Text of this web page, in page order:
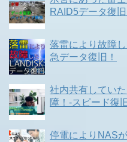
RAID5データ復旧
落雷により故障
急データ復旧！
社内共有してい
障！-スピード復
停電によりNAS